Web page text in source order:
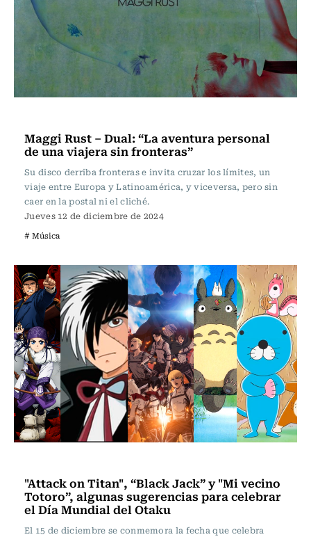
Maggi Rust – Dual: “La aventura personal
de una viajera sin fronteras”
Su disco derriba fronteras e invita cruzar los límites, un
viaje entre Europa y Latinoamérica, y viceversa, pero sin
caer en la postal ni el cliché.
Jueves 12 de diciembre de 2024
# Música
"Attack on Titan", “Black Jack” y "Mi vecino
Totoro”, algunas sugerencias para celebrar
el Día Mundial del Otaku
El 15 de diciembre se conmemora la fecha que celebra